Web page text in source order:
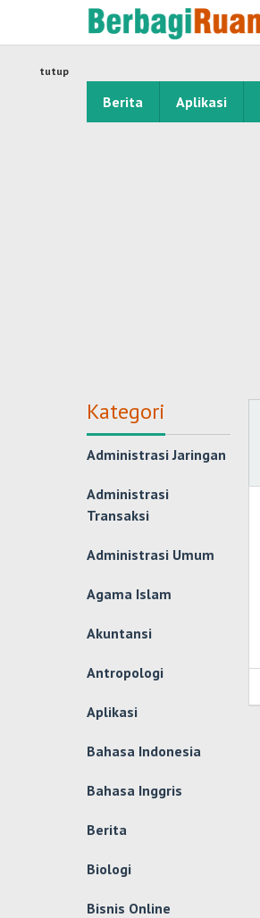
Berita Aplikasi
tutup
Kategori
Administrasi Jaringan
Administrasi
Transaksi
Administrasi Umum
Agama Islam
Akuntansi
Antropologi
Aplikasi
Bahasa Indonesia
Bahasa Inggris
Berita
Biologi
Bisnis Online